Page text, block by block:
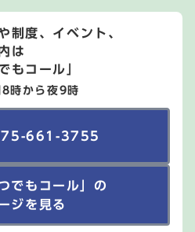
制度、イベント、
は
もコール」
時から夜9時
661-3755
でもコール」の
ジを見る